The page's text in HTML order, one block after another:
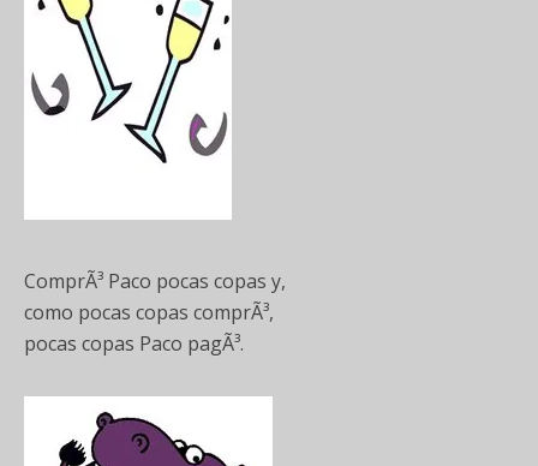
ComprÃ³ Paco pocas copas y,
como pocas copas comprÃ³,
pocas copas Paco pagÃ³.